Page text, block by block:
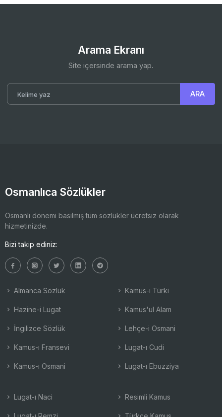
Arama Ekranı
Site içersinde arama yap.
Osmanlıca Sözlükler
Osmanlı dönemi basılmış tüm sözlükler ücretsiz olarak
hizmetinizde.
Bizi takip ediniz:
Almanca Sözlük
Hazine-i Lugat
İngilizce Sözlük
Kamus-ı Fransevi
Kamus-ı Osmani
Kamus-ı Türki
Kamus'ul Alam
Lehçe-i Osmani
Lugat-ı Cudi
Lugat-ı Ebuzziya
Lugat-ı Naci Resimli Kamus